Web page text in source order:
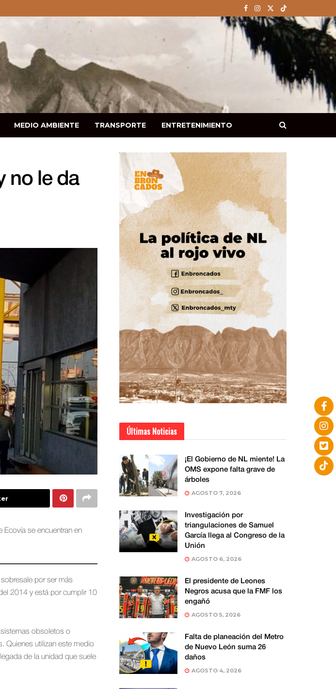
MEDIO AMBIENTE TRANSPORTE ENTRETENIMIENTO
no le da
se encuentran en
por ser más
2014 y está por cumplir 10
obsoletos o
Quienes utilizan este medio
de la unidad que suele
Últimas Noticias
¡El Gobierno de NL miente! La
OMS expone falta grave de
árboles
AGOSTO 7, 2026
Investigación por
triangulaciones de Samuel
García llega al Congreso de la
Unión
AGOSTO 6, 2026
El presidente de Leones
Negros acusa que la FMF los
engañó
AGOSTO 5, 2026
Falta de planeación del Metro
de Nuevo León suma 26
daños
AGOSTO 4, 2026